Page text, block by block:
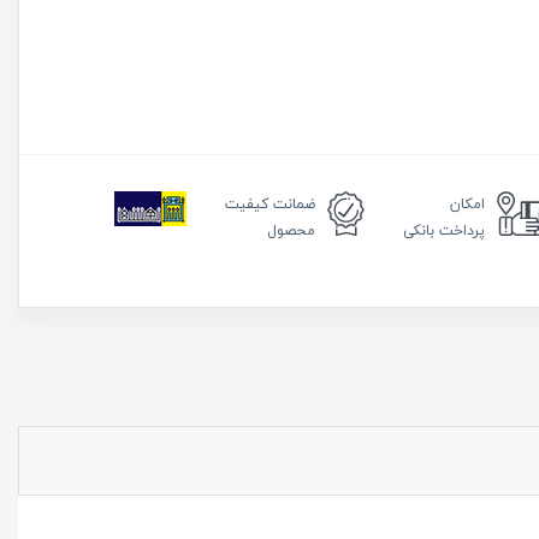
امکان
پرداخت بانکی
ضمانت کیفیت
محصول